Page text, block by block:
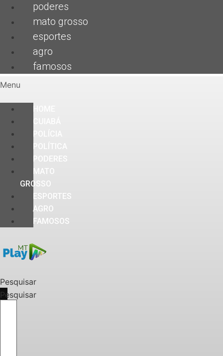
poderes
mato grosso
esportes
agro
famosos
Menu
PODERES
MATO
GROSSO
ESPORTES
AGRO
FAMOSOS
Pesquisar
Pesquisar